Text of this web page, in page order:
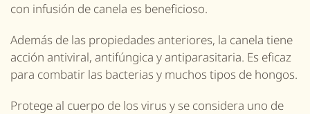
con infusión de canela es beneficioso.
Además de las propiedades anteriores, la canela tiene
acción antiviral, antifúngica y antiparasitaria. Es eficaz
para combatir las bacterias y muchos tipos de hongos.
Protege al cuerpo de los virus y se considera uno de